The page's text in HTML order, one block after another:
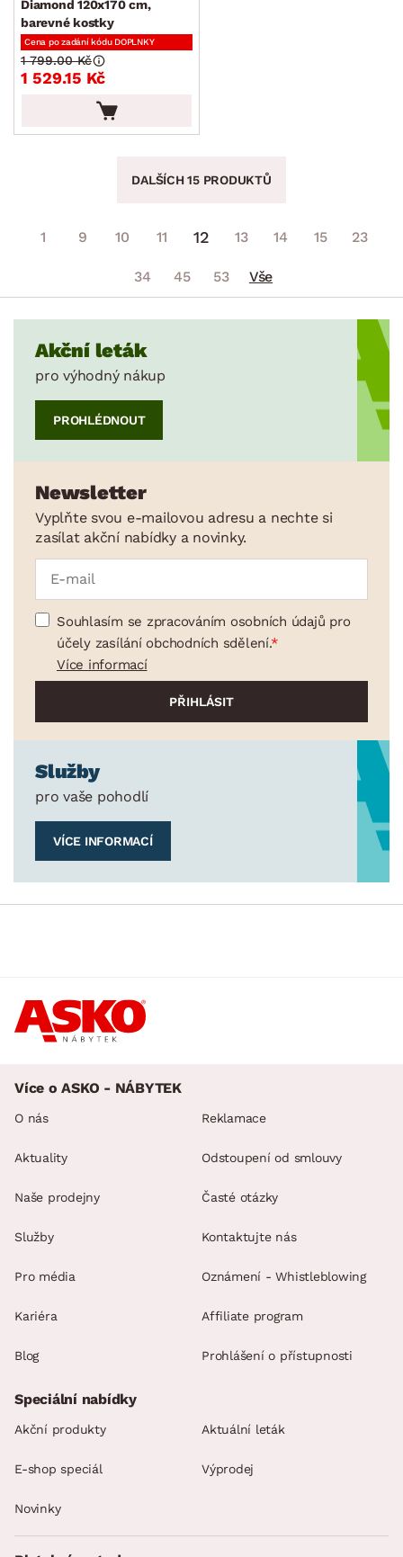
Diamond 120x170 cm,
barevné kostky
Cena po zadání kódu DOPLNKY
1 529.15 Kč
1 799.00 Kč
DALŠÍCH 15 PRODUKTŮ
1 9 10 11 12 13 14 15 23
34 45 53 Vše
Akční leták
pro výhodný nákup
PROHLÉDNOUT
Newsletter
Vyplňte svou e-mailovou adresu a nechte si
zasílat akční nabídky a novinky.
Souhlasím se zpracováním osobních údajů pro
účely zasílání obchodních sdělení.
Více informací
Služby
pro vaše pohodlí
VÍCE INFORMACÍ
Více o ASKO - NÁBYTEK
O nás
Aktuality
Naše prodejny
Služby
Pro média
Kariéra
Blog
Reklamace
Odstoupení od smlouvy
Časté otázky
Kontaktujte nás
Oznámení - Whistleblowing
Affiliate program
Prohlášení o přístupnosti
Speciální nabídky
Akční produkty Aktuální leták
E-shop speciál Výprodej
Novinky